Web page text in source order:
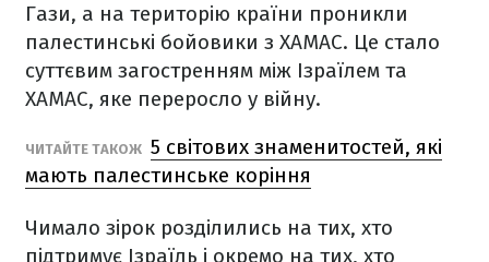
Гази, а на територію країни проникли
палестинські бойовики з ХАМАС. Це стало
суттєвим загостренням між Ізраїлем та
ХАМАС, яке переросло у війну.
ЧИТАЙТЕ ТАКОЖ 5 світових знаменитостей, які
мають палестинське коріння
Чимало зірок розділились на тих, хто
підтримує Ізраїль і окремо на тих, хто